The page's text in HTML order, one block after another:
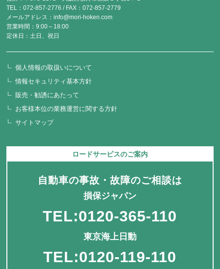
TEL：072-857-2776 / FAX：072-857-2779
メールアドレス：info@mori-hoken.com
営業時間：9:00～18:00
定休日：土日、祝日
個人情報の取扱いについて
情報セキュリティ基本方針
販売・勧誘にあたって
お客様本位の業務運営に関する方針
サイトマップ
ロードサービスのご案内
自動車の事故・故障のご相談は
損保ジャパン
TEL:0120-365-110
東京海上日動
TEL:0120-119-110